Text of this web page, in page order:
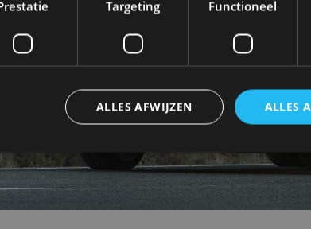
Targeting Functioneel
ALLES
ALLES AFWIJZEN
Prestatie Targeting Functioneel Niet-
de kernfunctionaliteiten van de website mogelijk, zoals